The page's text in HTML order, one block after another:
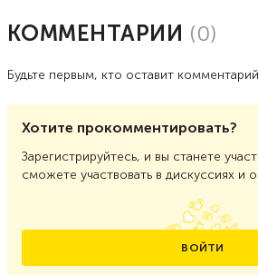
КОММЕНТАРИИ (0)
Будьте первым, кто оставит комментарий
Хотите прокомментировать?
Зарегистрируйтесь, и вы станете
сможете участвовать в дискуссиях и
ВОЙТИ